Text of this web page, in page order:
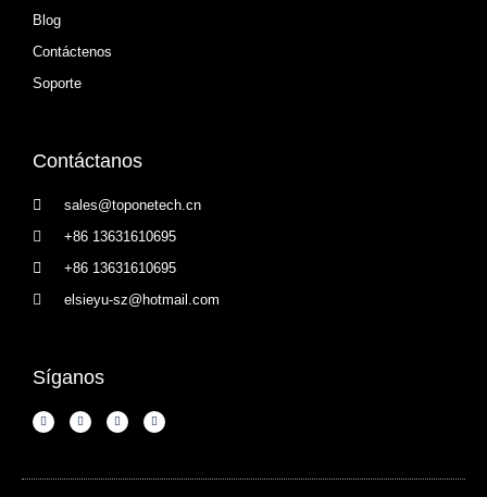
Blog
Contáctenos
Soporte
Contáctanos
sales@toponetech.cn
+86 13631610695
+86 13631610695
elsieyu-sz@hotmail.com
Síganos